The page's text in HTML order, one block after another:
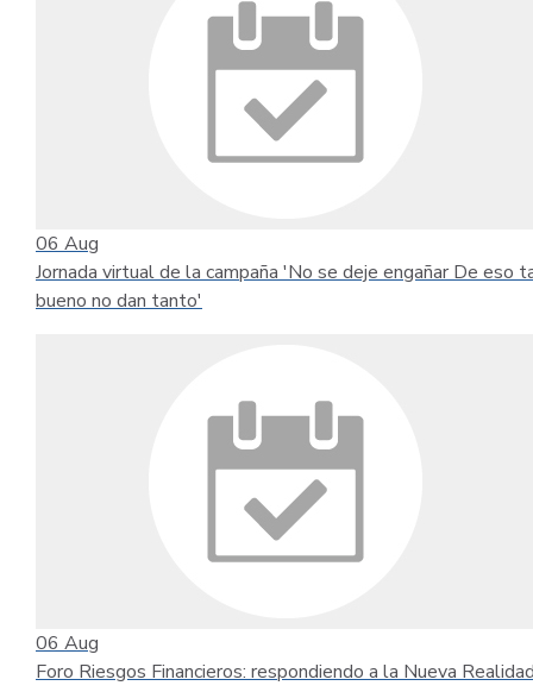
06 Aug
Jornada virtual de la campaña 'No se deje engañar De eso
bueno no dan tanto'
06 Aug
Foro Riesgos Financieros: respondiendo a la Nueva